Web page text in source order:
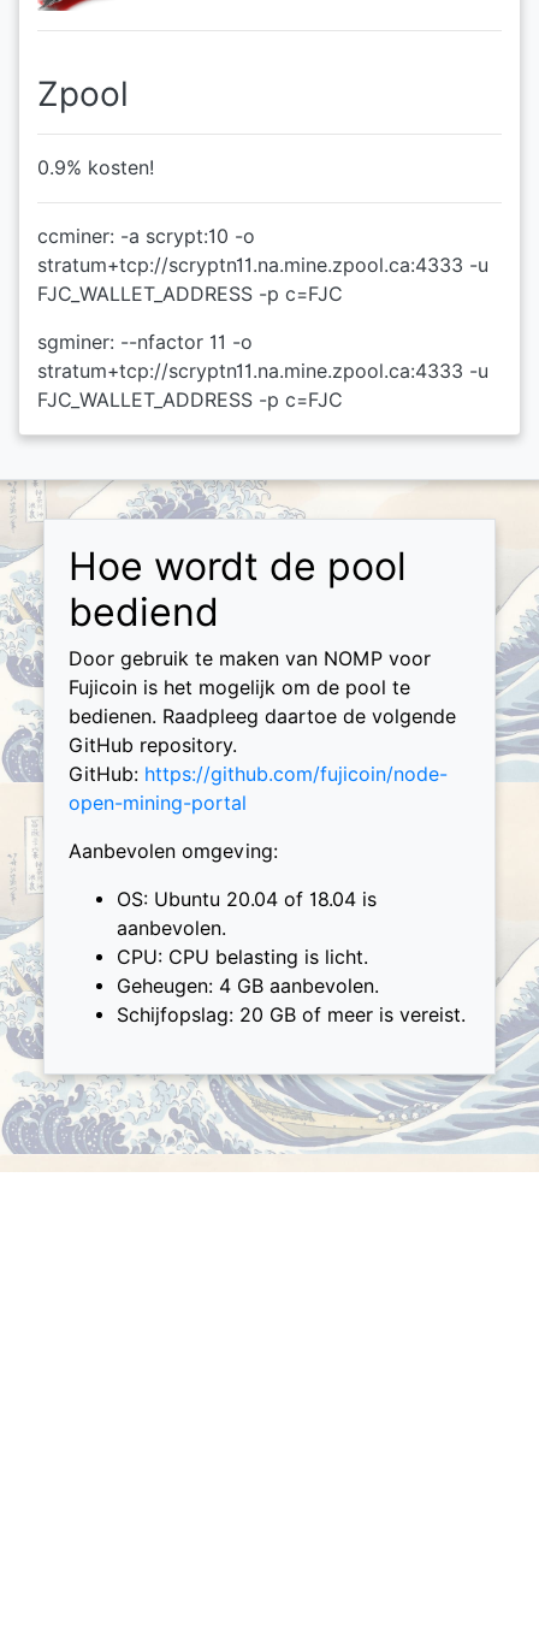
Zpool
0.9% kosten!
ccminer: -a scrypt:10 -o
stratum+tcp://scryptn11.na.mine.zpool.ca:4333 -u
FJC_WALLET_ADDRESS -p c=FJC
sgminer: --nfactor 11 -o
stratum+tcp://scryptn11.na.mine.zpool.ca:4333 -u
FJC_WALLET_ADDRESS -p c=FJC
Hoe wordt de pool
bediend
Door gebruik te maken van NOMP voor
Fujicoin is het mogelijk om de pool te
bedienen. Raadpleeg daartoe de volgende
GitHub repository.
GitHub: https://github.com/fujicoin/node-
open-mining-portal
Aanbevolen omgeving:
OS: Ubuntu 20.04 of 18.04 is
aanbevolen.
CPU: CPU belasting is licht.
Geheugen: 4 GB aanbevolen.
Schijfopslag: 20 GB of meer is vereist.